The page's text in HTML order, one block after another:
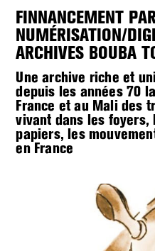
FINNANCEMENT
NUMÉRISATION/
ARCHIVES BOUBA
Une archive riche et
depuis les années 70
France et au Mali des
vivant dans les foyers,
papiers, les
en France